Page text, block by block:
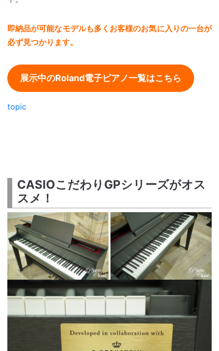
即納品が可能なモデルも多くお客様のお気に入りの一台が
必ず見つかります。
展示中のRoland電子ピアノ一覧はこちら
topic
CASIOこだわりGPシリーズがオス
スメ！